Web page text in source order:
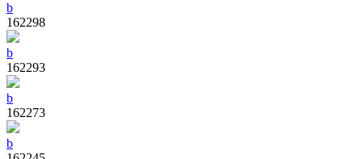
b
162298
b
162293
b
162273
b